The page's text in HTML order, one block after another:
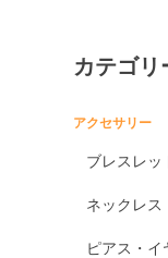
カテゴリ
アクセサリー
ブレスレッ
ネックレス
ピアス・イ